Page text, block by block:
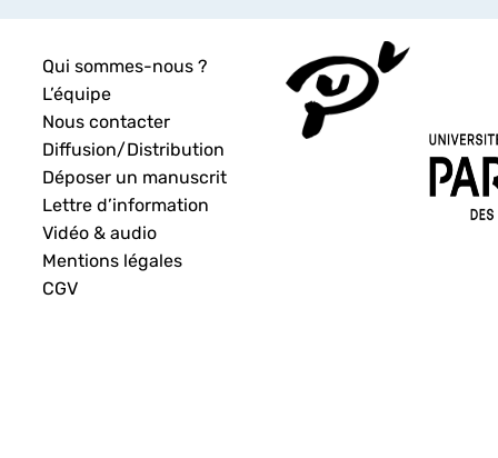
Qui sommes-nous ?
L’équipe
Nous contacter
Diffusion/Distribution
Déposer un manuscrit
Lettre d’information
Vidéo & audio
Mentions légales
CGV